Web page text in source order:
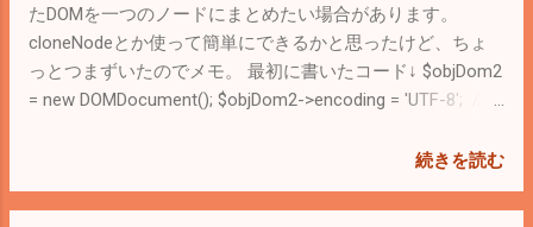
合もちゃんと表示されたので、Googleのイ
ンデックスから削除されてないことは分か
りました。 Googleの Webマスターツール
にも登録してありますが、こっちを見ても
しいと思ったのは、 ↑この記述があったの
断されたのかなーと思っています。 なんで
たDOMを一つのノードにまとめたい場合があります。
cloneNodeとか使って簡単にできるかと思ったけど、ちょ
っとつまずいたのでメモ。 最初に書いたコード↓ $objDom2
= new DOMDocument(); $objDom2->encoding = 'UTF-8'; //文
白を考慮してきれいに整形した出力を行う。. $objNode =
); $objNode->appendChild( $objAddNode->cloneNode(true) );
続きを読む